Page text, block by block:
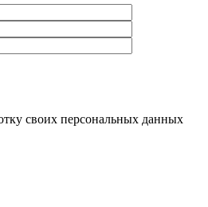
своих персональных данных